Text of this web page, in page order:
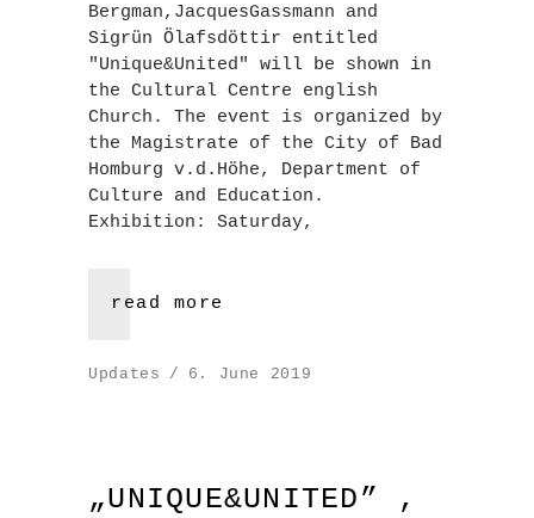
Bergman,JacquesGassmann and
Sigrün Ölafsdöttir entitled
"Unique&United" will be shown in
the Cultural Centre english
Church. The event is organized by
the Magistrate of the City of Bad
Homburg v.d.Höhe, Department of
Culture and Education.
Exhibition: Saturday,
read more
Updates 6. June 2019
„UNIQUE&UNITED” ,